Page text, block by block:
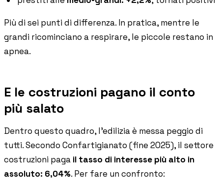
Più di sei punti di differenza. In pratica, mentre le
grandi ricominciano a respirare, le piccole restano in
apnea.
E le costruzioni pagano il conto
più salato
Dentro questo quadro, l'edilizia è messa peggio di
tutti. Secondo Confartigianato (fine 2025), il settore
costruzioni paga il tasso di interesse più alto in
assoluto: 6,04%. Per fare un confronto: